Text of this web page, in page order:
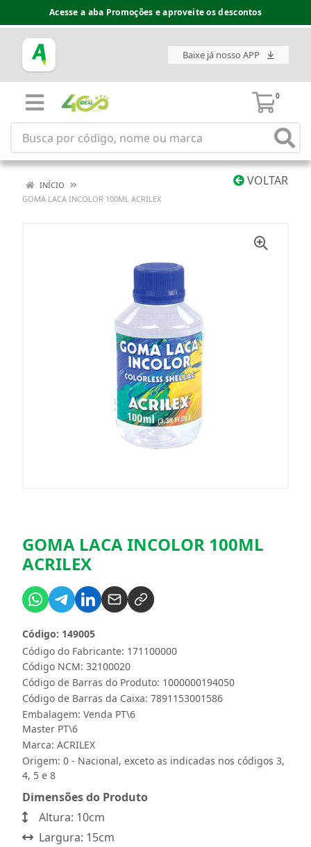
Acesse a aba Promoções e aproveite os descontos
Baixe já nosso APP
0
VOLTAR
INÍCIO
GOMA LACA INCOLOR 100ML ACRILEX
GOMA LACA INCOLOR 100ML
ACRILEX
Código do Fabricante: 171100000
Código: 149005
Código NCM: 32100020
Código de Barras do Produto: 1000000194050
Código de Barras da Caixa: 7891153001586
Embalagem: Venda PT\6
Master PT\6
Marca: ACRILEX
Origem: 0 - Nacional, exceto as indicadas nos códigos 3,
4, 5 e 8
Dimensões do Produto
Altura: 10cm
Largura: 15cm